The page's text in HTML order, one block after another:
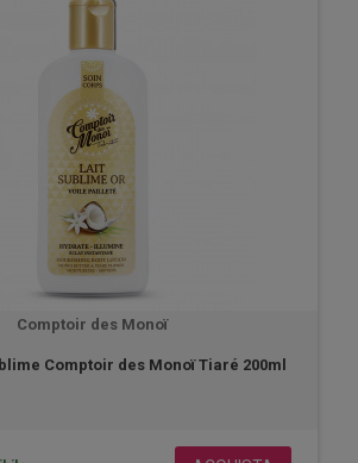
Comptoir des Monoï
Comptoir des Monoï Tiaré 200ml